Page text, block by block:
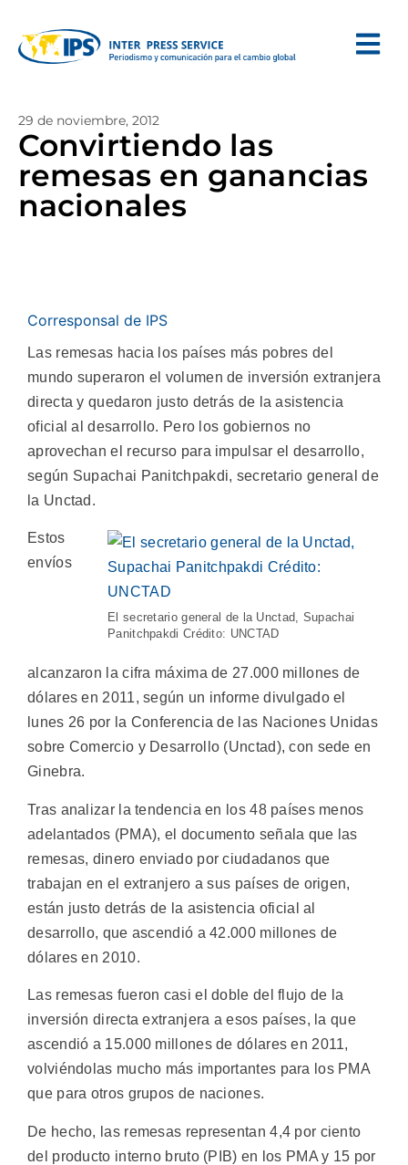
29 de noviembre, 2012
Convirtiendo las
remesas en ganancias
nacionales
Corresponsal de IPS
Las remesas hacia los países más pobres del
mundo superaron el volumen de inversión extranjera
directa y quedaron justo detrás de la asistencia
oficial al desarrollo. Pero los gobiernos no
aprovechan el recurso para impulsar el desarrollo,
según Supachai Panitchpakdi, secretario general de
la Unctad.
El secretario general de la Unctad, Supachai
Panitchpakdi Crédito: UNCTAD
Estos
envíos
alcanzaron la cifra máxima de 27.000 millones de
dólares en 2011, según un informe divulgado el
lunes 26 por la Conferencia de las Naciones Unidas
sobre Comercio y Desarrollo (Unctad), con sede en
Ginebra.
Tras analizar la tendencia en los 48 países menos
adelantados (PMA), el documento señala que las
remesas, dinero enviado por ciudadanos que
trabajan en el extranjero a sus países de origen,
están justo detrás de la asistencia oficial al
desarrollo, que ascendió a 42.000 millones de
dólares en 2010.
Las remesas fueron casi el doble del flujo de la
inversión directa extranjera a esos países, la que
ascendió a 15.000 millones de dólares en 2011,
volviéndolas mucho más importantes para los PMA
que para otros grupos de naciones.
De hecho, las remesas representan 4,4 por ciento
del producto interno bruto (PIB) en los PMA y 15 por